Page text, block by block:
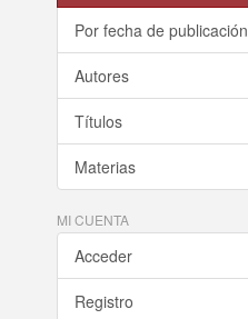
Por fecha de publicación
Autores
Títulos
Materias
MI CUENTA
Acceder
Registro